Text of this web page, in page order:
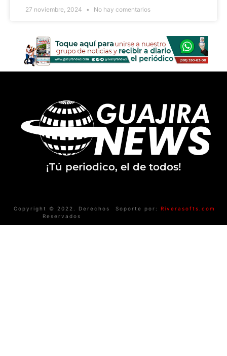
27 noviembre, 2024 No hay comentarios
¡Tú periodico, el de todos!
Copyright © 2022. Derechos
Reservados
Soporte por: Riverasofts.com